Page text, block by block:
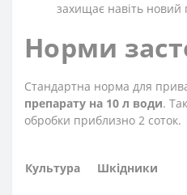
захищає навіть новий
Норми
Стандартна норма для
препарату на 10 л води.
обробки приблизно 2 соток.
Культура Шкідники